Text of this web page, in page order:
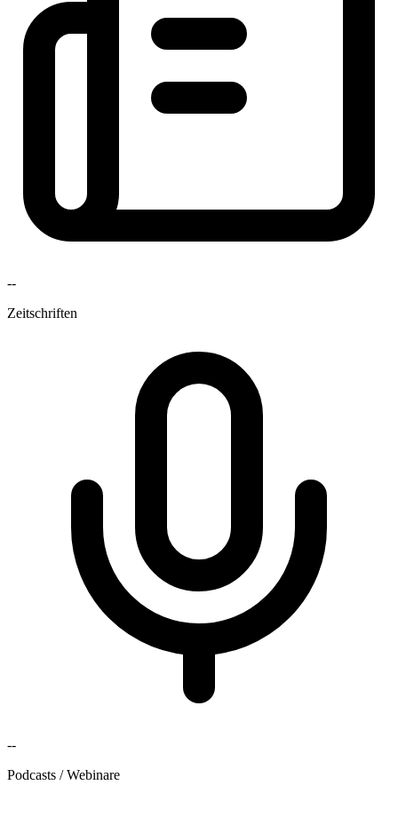
--
Zeitschriften
--
Podcasts / Webinare